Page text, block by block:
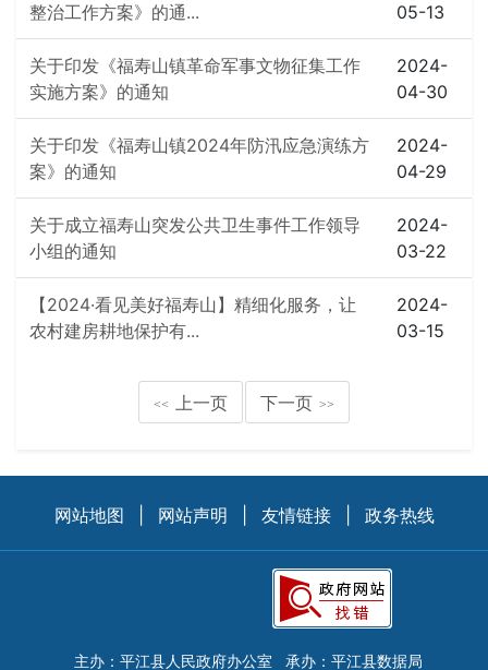
整治工作方案》的通...
05-13
关于印发《福寿山镇革命军事文物征集工作
实施方案》的通知
2024-
04-30
关于印发《福寿山镇2024年防汛应急演练方
案》的通知
2024-
04-29
关于成立福寿山突发公共卫生事件工作领导
小组的通知
2024-
03-22
【2024·看见美好福寿山】精细化服务，让
农村建房耕地保护有...
2024-
03-15
<< 上一页 下一页 >>
网站地图 网站声明 友情链接 政务热线
主办：平江县人民政府办公室 承办：平江县数据局